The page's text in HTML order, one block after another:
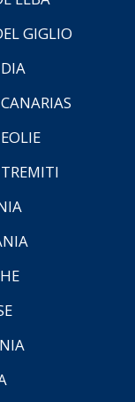
GIGLIO